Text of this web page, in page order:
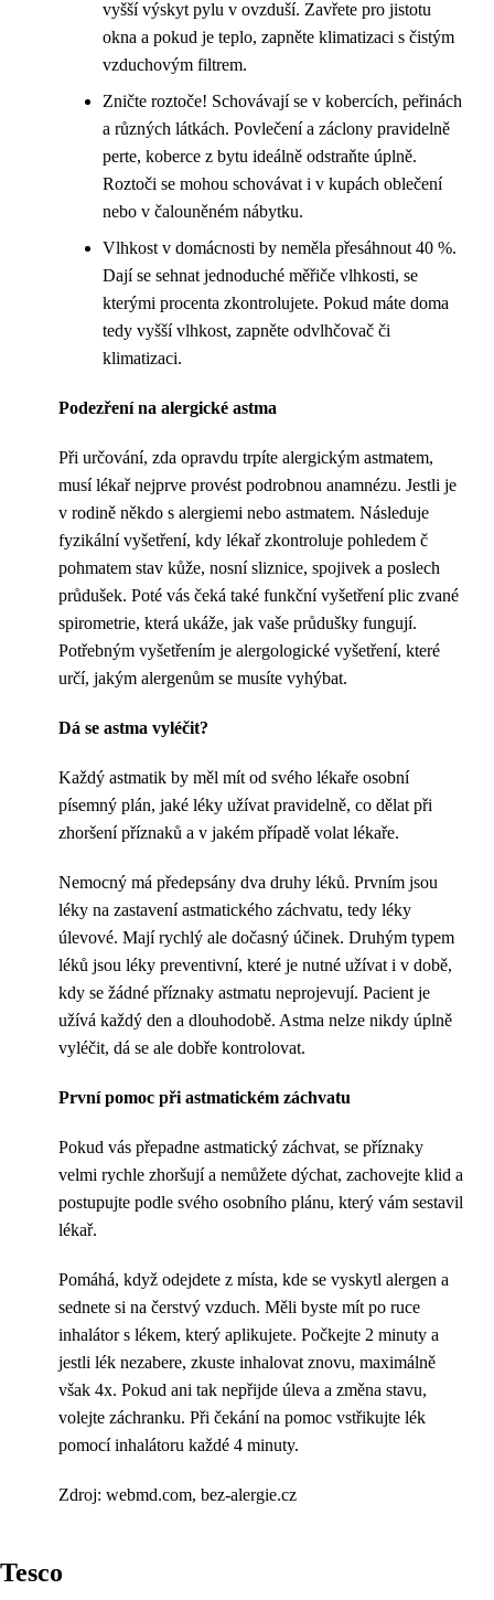
vyšší výskyt pylu v ovzduší. Zavřete pro jistotu
okna a pokud je teplo, zapněte klimatizaci s čistým
vzduchovým filtrem.
Zničte roztoče! Schovávají se v kobercích, peřinách
a různých látkách. Povlečení a záclony pravidelně
perte, koberce z bytu ideálně odstraňte úplně.
Roztoči se mohou schovávat i v kupách oblečení
nebo v čalouněném nábytku.
Vlhkost v domácnosti by neměla přesáhnout 40 %.
Dají se sehnat jednoduché měřiče vlhkosti, se
kterými procenta zkontrolujete. Pokud máte doma
tedy vyšší vlhkost, zapněte odvlhčovač či
klimatizaci.
Podezření na alergické astma
Při určování, zda opravdu trpíte alergickým astmatem,
musí lékař nejprve provést podrobnou anamnézu. Jestli je
v rodině někdo s alergiemi nebo astmatem. Následuje
fyzikální vyšetření, kdy lékař zkontroluje pohledem č
pohmatem stav kůže, nosní sliznice, spojivek a poslech
průdušek. Poté vás čeká také funkční vyšetření plic zvané
spirometrie, která ukáže, jak vaše průdušky fungují.
Potřebným vyšetřením je alergologické vyšetření, které
určí, jakým alergenům se musíte vyhýbat.
Dá se astma vyléčit?
Každý astmatik by měl mít od svého lékaře osobní
písemný plán, jaké léky užívat pravidelně, co dělat při
zhoršení příznaků a v jakém případě volat lékaře.
Nemocný má předepsány dva druhy léků. Prvním jsou
léky na zastavení astmatického záchvatu, tedy léky
úlevové. Mají rychlý ale dočasný účinek. Druhým typem
léků jsou léky preventivní, které je nutné užívat i v době,
kdy se žádné příznaky astmatu neprojevují. Pacient je
užívá každý den a dlouhodobě. Astma nelze nikdy úplně
vyléčit, dá se ale dobře kontrolovat.
První pomoc při astmatickém záchvatu
Pokud vás přepadne astmatický záchvat, se příznaky
velmi rychle zhoršují a nemůžete dýchat, zachovejte klid a
postupujte podle svého osobního plánu, který vám sestavil
lékař.
Pomáhá, když odejdete z místa, kde se vyskytl alergen a
sednete si na čerstvý vzduch. Měli byste mít po ruce
inhalátor s lékem, který aplikujete. Počkejte 2 minuty a
jestli lék nezabere, zkuste inhalovat znovu, maximálně
však 4x. Pokud ani tak nepřijde úleva a změna stavu,
volejte záchranku. Při čekání na pomoc vstřikujte lék
pomocí inhalátoru každé 4 minuty.
Zdroj: webmd.com, bez-alergie.cz
Tesco